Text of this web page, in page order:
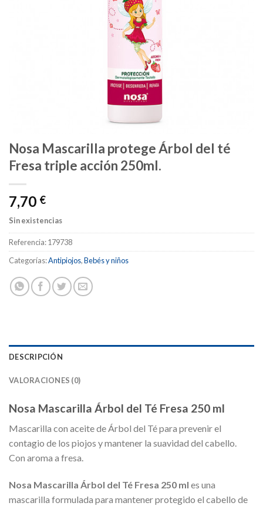
Nosa Mascarilla protege Árbol del té
Fresa triple acción 250ml.
7,70 €
Sin existencias
Referencia:179738
Categorías:Antipiojos,Bebés y niños
DESCRIPCIÓN
VALORACIONES (0)
Nosa Mascarilla Árbol del Té Fresa 250 ml
Mascarilla con aceite de Árbol del Té para prevenir el
contagio de los piojos y mantener la suavidad del cabello.
Con aroma a fresa.
Nosa Mascarilla Árbol del Té Fresa 250 ml es una
mascarilla formulada para mantener protegido el cabello de